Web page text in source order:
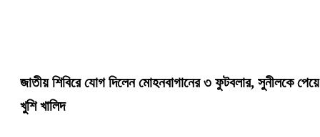
জাতীয় শিবিরে যোগ দিলেন মোহনবাগানের ৩ ফুটবলার, সুনীলকে পেয়ে
খুশি খালিদ